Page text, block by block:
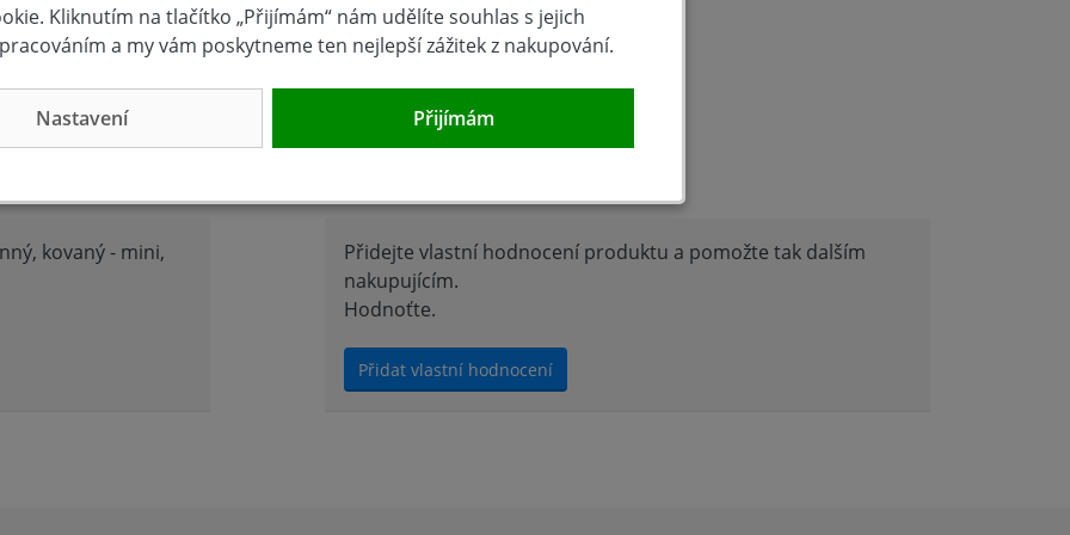
hloubka 40mm
kovaný - mini,
Přidejte vlastní hodnocení produktu a pomožte tak dalším
nakupujícím.
Hodnoťte.
Přidat vlastní hodnocení
Kliknutím na tlačítko „Přijímám“ nám udělíte souhlas s jejich
a my vám poskytneme ten nejlepší zážitek z nakupování.
Nastavení Přijímám